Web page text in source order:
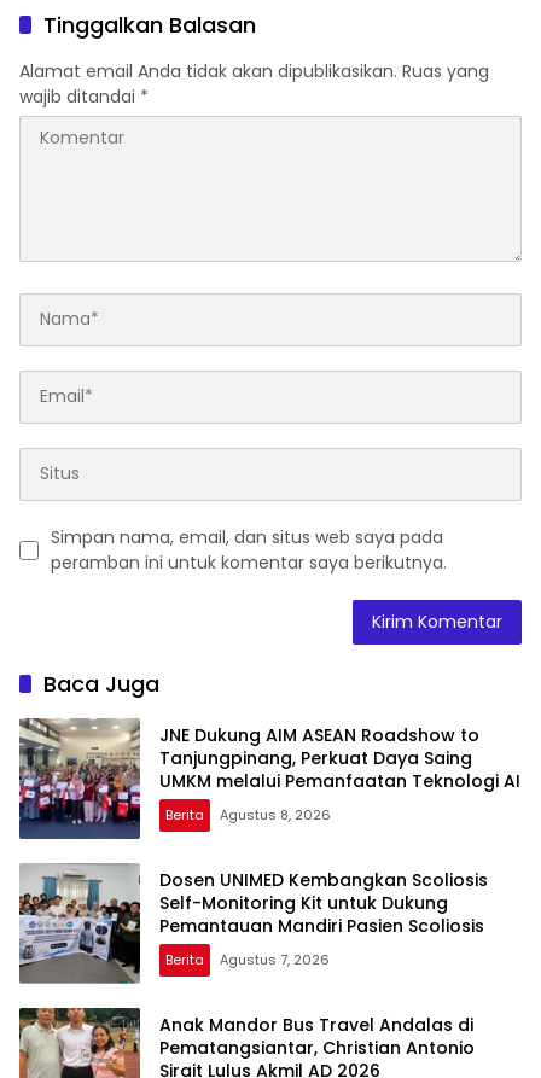
STUNTING
Tinggalkan Balasan
Alamat email Anda tidak akan dipublikasikan. Ruas yang
wajib ditandai *
Simpan nama, email, dan situs web saya pada
peramban ini untuk komentar saya berikutnya.
Baca Juga
JNE Dukung AIM ASEAN Roadshow to
Tanjungpinang, Perkuat Daya Saing
UMKM melalui Pemanfaatan Teknologi AI
Berita Agustus 8, 2026
Dosen UNIMED Kembangkan Scoliosis
Self-Monitoring Kit untuk Dukung
Pemantauan Mandiri Pasien Scoliosis
Berita Agustus 7, 2026
Anak Mandor Bus Travel Andalas di
Pematangsiantar, Christian Antonio
Sirait Lulus Akmil AD 2026